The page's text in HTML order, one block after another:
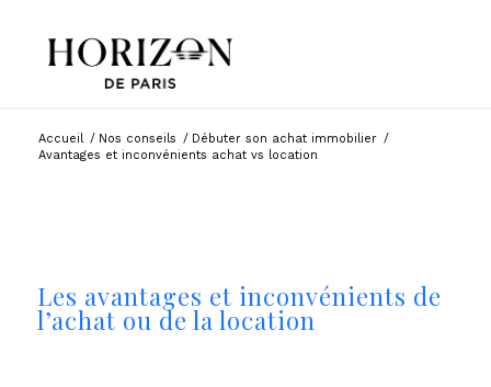
Accueil / Nos conseils / Débuter son achat immobilier /
Avantages et inconvénients achat vs location
Les avantages et inconvénients de
l’achat ou de la location